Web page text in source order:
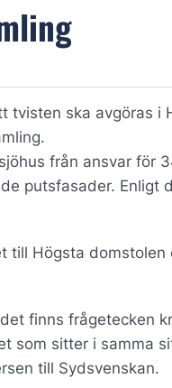
ska avgöras i
från ansvar för
putsfasader. Enligt
till Högsta
finns frågetecken
som sitter i samma
till Sydsvenskan.